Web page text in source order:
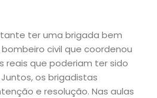
ter uma brigada bem
civil que coordenou
reais que poderiam ter sido
os brigadistas
e resolução. Nas aulas